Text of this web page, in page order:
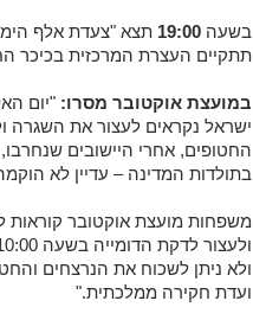
בשעה 19:00 תצא "צעדת אלף
תתקיים העצרת המרכזית בכיכר
במועצת אוקטובר מסרו: "יום
ישראל נקראים לעצור את השגרה
החטופים, אחרי היישובים
בתולדות המדינה – עדיין לא
משפחות מועצת אוקטובר קוראות
ולא ניתן לשכוח את הנרצחים
ועדת חקירה ממלכתית."